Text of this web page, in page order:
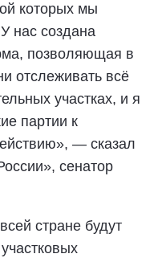
которых мы
нас создана
позволяющая в
отслеживать всё
участках, и я
партии к
— сказал
сенатор
стране будут